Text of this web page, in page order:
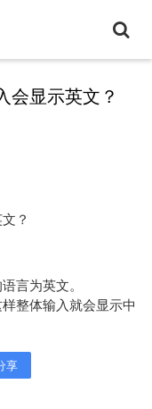
会显示英文？
？
言为英文。
整体输入就会显示中
享